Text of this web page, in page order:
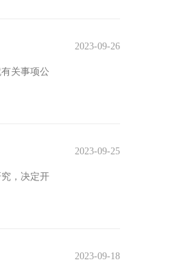
2023-09-26
关事项公
2023-09-25
，决定开
2023-09-18